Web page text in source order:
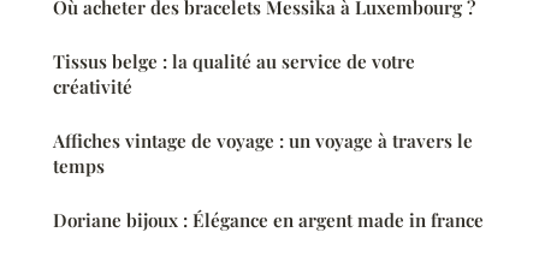
Où acheter des bracelets Messika à Luxembourg ?
Tissus belge : la qualité au service de votre
créativité
Affiches vintage de voyage : un voyage à travers le
temps
Doriane bijoux : Élégance en argent made in france